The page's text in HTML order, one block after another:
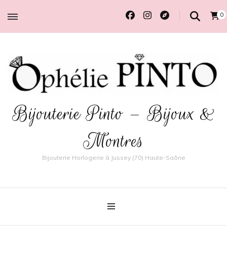
0
Bijouterie Pinto – Bijoux &
Montres
Bijouterie Horlogerie à Jussey (70) Haute-Saône